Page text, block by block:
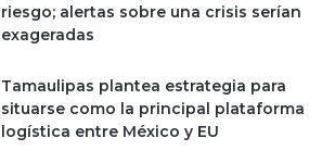
riesgo; alertas sobre una crisis serían
exageradas
Tamaulipas plantea estrategia para
situarse como la principal plataforma
logística entre México y EU